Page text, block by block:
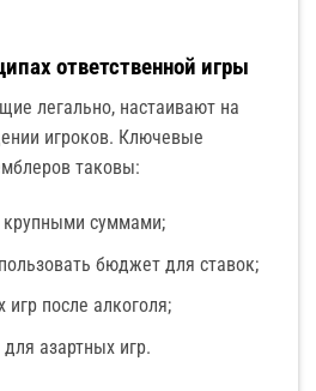
ответственной игры
легально, настаивают на
игроков. Ключевые
таковы:
крупными суммами;
бюджет для ставок;
игр после алкоголя;
азартных игр.